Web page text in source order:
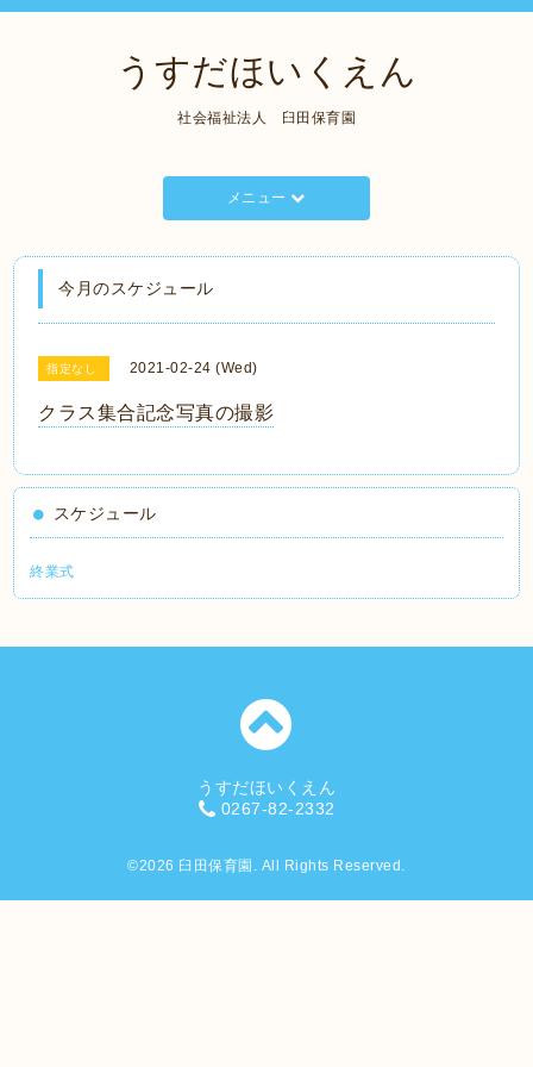
うすだほいくえん
社会福祉法人 臼田保育園
メニュー
今月のスケジュール
指定なし 2021-02-24 (Wed)
クラス集合記念写真の撮影
スケジュール
終業式
うすだほいくえん
0267-82-2332
©2026 臼田保育園 . All Rights Reserved.